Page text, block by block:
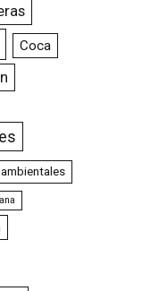
Coca